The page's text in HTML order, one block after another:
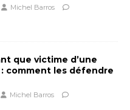
Michel Barros
que victime d’une
comment les défendre
Michel Barros